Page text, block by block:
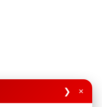
❯ ×